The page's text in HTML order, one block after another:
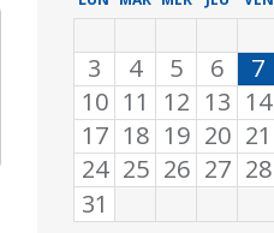
3
4 5 6 7
10 11 12 13 14
17 18 19 20 21
24 25 26 27 28
31